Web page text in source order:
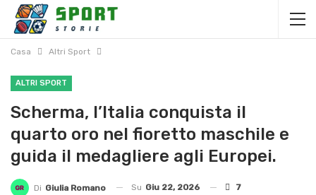
Casa Altri Sport
ALTRI SPORT
Scherma, l’Italia conquista il
quarto oro nel fioretto maschile e
guida il medagliere agli Europei.
Di Giulia Romano Su Giu 22, 2026 7